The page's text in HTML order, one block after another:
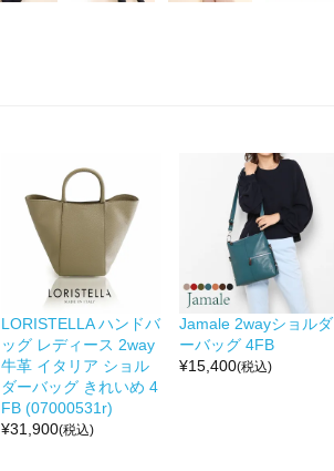
LORISTELLA ハンドバ
ッグ レディース 2way
牛革 イタリア ショル
ダーバッグ きれいめ 4
FB (07000531r)
¥31,900(税込)
Jamale 2wayショルダ
ーバッグ 4FB
¥15,400(税込)